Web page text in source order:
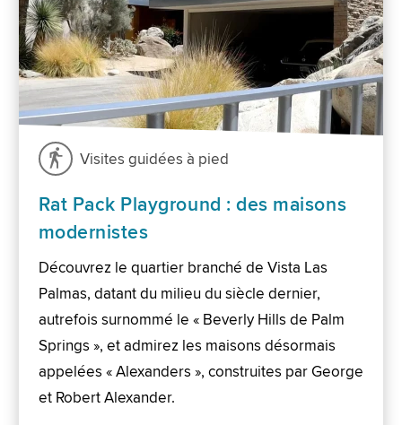
Visites guidées à pied
Rat Pack Playground : des maisons
modernistes
Découvrez le quartier branché de Vista Las
Palmas, datant du milieu du siècle dernier,
autrefois surnommé le « Beverly Hills de Palm
Springs », et admirez les maisons désormais
appelées « Alexanders », construites par George
et Robert Alexander.